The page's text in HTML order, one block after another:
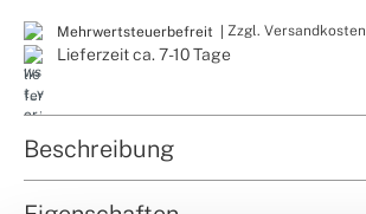
Mehrwertsteuerbefreit | Zzgl. Versandkosten
Lieferzeit ca. 7-10 Tage
Beschreibung